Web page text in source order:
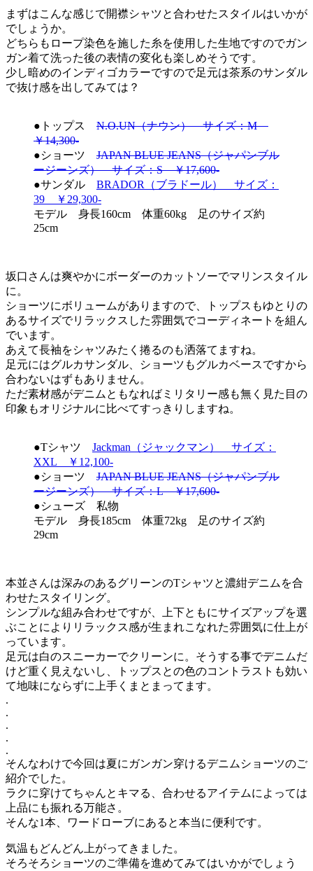
まずはこんな感じで開襟シャツと合わせたスタイルはいかが
でしょうか。
どちらもロープ染色を施した糸を使用した生地ですのでガン
ガン着て洗った後の表情の変化も楽しめそうです。
少し暗めのインディゴカラーですので足元は茶系のサンダル
で抜け感を出してみては？
●トップス N.O.UN（ナウン） サイズ：M
￥14,300-
●ショーツ JAPAN BLUE JEANS（ジャパンブル
ージーンズ） サイズ：S ￥17,600-
●サンダル BRADOR（ブラドール） サイズ：
39 ￥29,300-
モデル 身長160cm 体重60kg 足のサイズ約
25cm
坂口さんは爽やかにボーダーのカットソーでマリンスタイル
に。
ショーツにボリュームがありますので、トップスもゆとりの
あるサイズでリラックスした雰囲気でコーディネートを組ん
でいます。
あえて長袖をシャツみたく捲るのも洒落てますね。
足元にはグルカサンダル、ショーツもグルカベースですから
合わないはずもありません。
ただ素材感がデニムともなればミリタリー感も無く見た目の
印象もオリジナルに比べてすっきりしますね。
●Tシャツ Jackman（ジャックマン） サイズ：
XXL ￥12,100-
●ショーツ JAPAN BLUE JEANS（ジャパンブル
ージーンズ） サイズ：L ￥17,600-
●シューズ 私物
モデル 身長185cm 体重72kg 足のサイズ約
29cm
本並さんは深みのあるグリーンのTシャツと濃紺デニムを合
わせたスタイリング。
シンプルな組み合わせですが、上下ともにサイズアップを選
ぶことによりリラックス感が生まれこなれた雰囲気に仕上が
っています。
足元は白のスニーカーでクリーンに。そうする事でデニムだ
けど重く見えないし、トップスとの色のコントラストも効い
て地味にならずに上手くまとまってます。
.
.
.
.
.
そんなわけで今回は夏にガンガン穿けるデニムショーツのご
紹介でした。
ラクに穿けてちゃんとキマる、合わせるアイテムによっては
上品にも振れる万能さ。
そんな1本、ワードローブにあると本当に便利です。
気温もどんどん上がってきました。
そろそろショーツのご準備を進めてみてはいかがでしょう